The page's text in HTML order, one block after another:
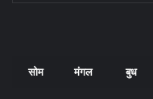
सोम मंगल बुध